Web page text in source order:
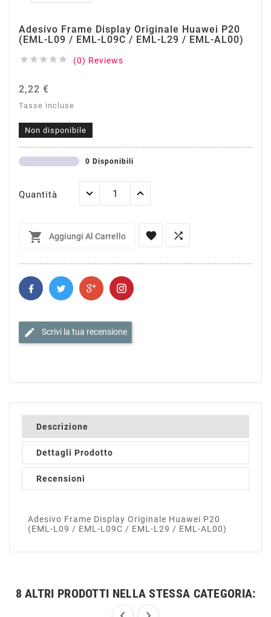
Adesivo Frame Display Originale Huawei P20
(EML-L09 / EML-L09C / EML-L29 / EML-AL00)
     (0) Reviews
2,22 €
Tasse incluse
Non disponibile
0 Disponibili
Quantità
 Aggiungi Al Carrello  
edit Scrivi la tua recensione
Descrizione
Dettagli Prodotto
Recensioni
Adesivo Frame Display Originale Huawei P20
(EML-L09 / EML-L09C / EML-L29 / EML-AL00)
8 ALTRI PRODOTTI NELLA STESSA CATEGORIA: